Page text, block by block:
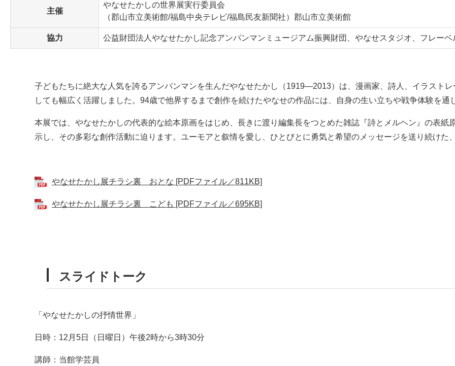
主催
やなせたかしの世界展実行委員会
（郡山市立美術館/福島中央テレビ/福島民友新聞社）郡山市立美術館
協力 公益財団法人やなせたかし記念アンパンマンミュージアム振興財団、やなせスタジオ、フレーベ
子どもたちに絶大な人気を誇るアンパンマンを生んだやなせたかし（1919—2013）は、漫画家、詩人、イラスト
しても幅広く活躍しました。94歳で他界するまで創作を続けたやなせの作品には、自身の生い立ちや戦争体験を
本展では、やなせたかしの代表的な絵本原画をはじめ、長きに渡り編集長をつとめた雑誌『詩とメルヘン』の表
示し、その多彩な創作活動に迫ります。ユーモアと叙情を愛し、ひとびとに勇気と希望のメッセージを送り続けた
やなせたかし展チラシ裏 おとな [PDFファイル／811KB]
やなせたかし展チラシ裏 こども [PDFファイル／695KB]
スライドトーク
「やなせたかしの抒情世界」
日時：12月5日（日曜日）午後2時から3時30分
講師：当館学芸員